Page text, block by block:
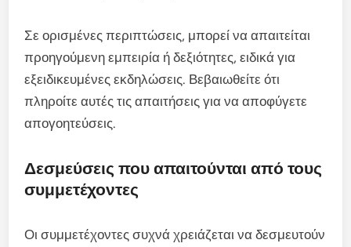
Σε ορισμένες περιπτώσεις, μπορεί να απαιτείται
προηγούμενη εμπειρία ή δεξιότητες, ειδικά για
εξειδικευμένες εκδηλώσεις. Βεβαιωθείτε ότι
πληροίτε αυτές τις απαιτήσεις για να αποφύγετε
απογοητεύσεις.
Δεσμεύσεις που απαιτούνται από τους
συμμετέχοντες
Οι συμμετέχοντες συχνά χρειάζεται να δεσμευτούν